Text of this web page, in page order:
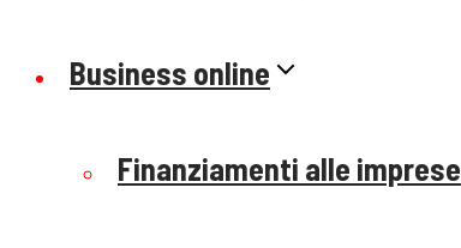
Business online
Finanziamenti alle imprese